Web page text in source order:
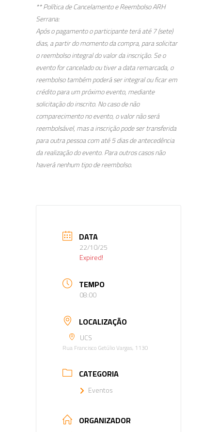
** Política de Cancelamento e Reembolso ARH
Serrana:
Após o pagamento o participante terá até 7 (sete)
dias, a partir do momento da compra, para solicitar
o reembolso integral do valor da inscrição. Se o
evento for cancelado ou tiver a data remarcada, o
reembolso também poderá ser integral ou ficar em
crédito para um próximo evento, mediante
solicitação do inscrito. No caso de não
comparecimento no evento, o valor não será
reembolsável, mas a inscrição pode ser transferida
para outra pessoa com até 5 dias de antecedência
da realização do evento. Para outros casos não
haverá nenhum tipo de reembolso.
DATA
22/10/25
Expired!
TEMPO
08:00
LOCALIZAÇÃO
UCS
Rua Francisco Getúlio Vargas, 1130
CATEGORIA
Eventos
ORGANIZADOR